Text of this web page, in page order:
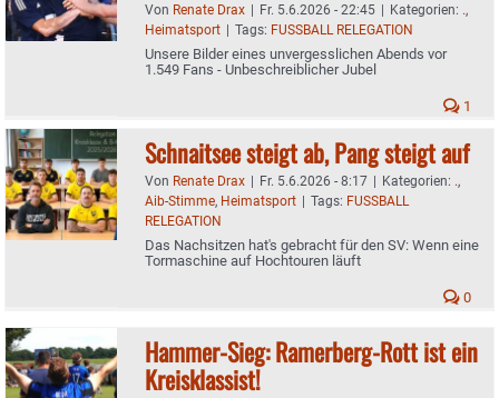
Von Renate Drax | Fr. 5.6.2026 - 22:45 | Kategorien: .,
Heimatsport | Tags: FUSSBALL RELEGATION
Unsere Bilder eines unvergesslichen Abends vor
1.549 Fans - Unbeschreiblicher Jubel
1
Schnaitsee steigt ab, Pang steigt auf
Von Renate Drax | Fr. 5.6.2026 - 8:17 | Kategorien: .,
Aib-Stimme, Heimatsport | Tags: FUSSBALL
RELEGATION
Das Nachsitzen hat's gebracht für den SV: Wenn eine
Tormaschine auf Hochtouren läuft
0
Hammer-Sieg: Ramerberg-Rott ist ein
Kreisklassist!